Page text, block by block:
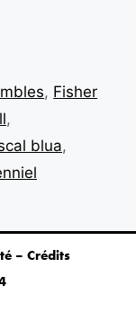
, Fisher
,
blua,
– Crédits